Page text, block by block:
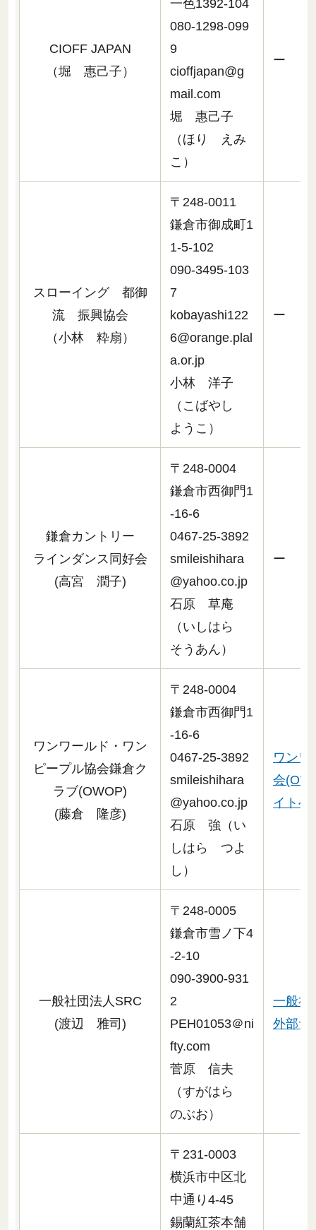
CIOFF JAPAN
（堀 惠己子）
一色1392-104
080-1298-099
9
cioffjapan@g
mail.com
堀 惠己子
（ほり えみ
こ）
ー
スローイング 都御
流 振興協会
（小林 粋扇）
〒248-0011
鎌倉市御成町1
1-5-102
090-3495-103
7
kobayashi122
6@orange.plal
a.or.jp
小林 洋子
（こばやし
ようこ）
ー
鎌倉カントリー
ラインダンス同好会
(高宮 潤子)
〒248-0004
鎌倉市西御門1
-16-6
0467-25-3892
smileishihara
@yahoo.co.jp
石原 草庵
（いしはら
そうあん）
ー
ワンワールド・ワン
ピープル協会鎌倉ク
ラブ(OWOP)
(藤倉 隆彦)
〒248-0004
鎌倉市西御門1
-16-6
0467-25-3892
smileishihara
@yahoo.co.jp
石原 強（い
しはら つよ
し）
ワンワ
会
イトへ
一般社団法人SRC
(渡辺 雅司)
〒248-0005
鎌倉市雪ノ下4
-2-10
090-3900-931
2
PEH01053＠ni
fty.com
菅原 信夫
（すがはら
のぶお）
一般社
外部サ
〒231-0003
横浜市中区北
中通り4-45
錫蘭紅茶本舗